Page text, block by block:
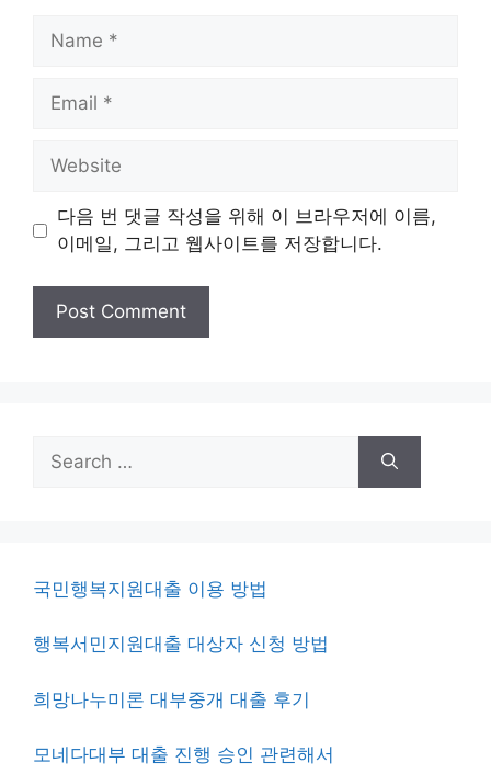
Name
Email
Website
다음 번 댓글 작성을 위해 이 브라우저에 이름,
이메일, 그리고 웹사이트를 저장합니다.
for:
국민행복지원대출 이용 방법
행복서민지원대출 대상자 신청 방법
희망나누미론 대부중개 대출 후기
모네다대부 대출 진행 승인 관련해서